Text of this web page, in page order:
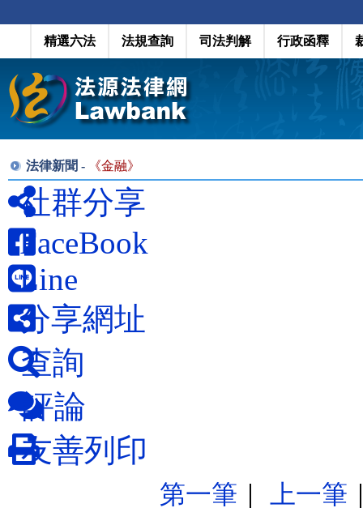
精選六法 法規查詢 司法判解 行政函釋
法律新聞 - 《金融》
社群分享
FaceBook
Line
分享網址
查詢
評論
友善列印
第一筆 上一筆